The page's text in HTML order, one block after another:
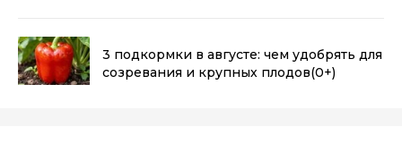
3 подкормки в августе: чем удобрять для
созревания и крупных плодов(0+)